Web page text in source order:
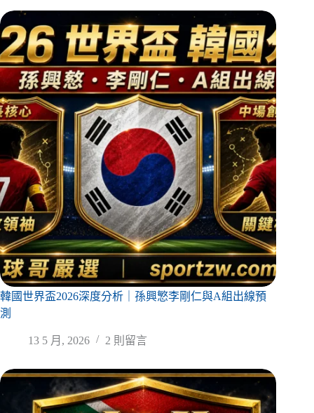
韓國世界盃2026深度分析｜孫興慜李剛仁與A組出線預
測
13 5 月, 2026 2 則留言